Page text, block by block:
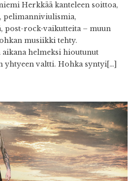
Herkkää kanteleen soittoa,
pelimanniviulismia,
post-rock-vaikutteita – muun
musiikki tehty.
helmeksi hioutunut
yhtyeen valtti. Hohka syntyi[…]